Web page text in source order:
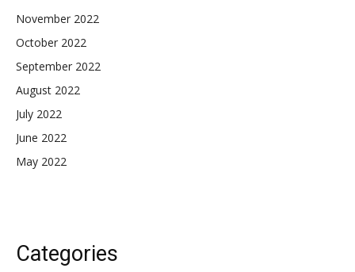
November 2022
October 2022
September 2022
August 2022
July 2022
June 2022
May 2022
Categories